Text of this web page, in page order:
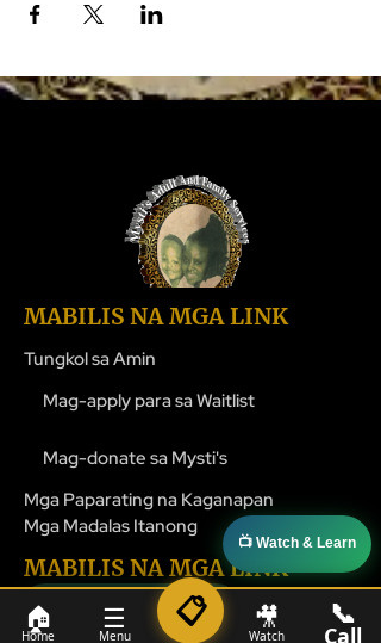
MABILIS NA MGA LINK
Tungkol sa Amin
Mag-apply para sa Waitlist
Mag-donate sa Mysti's
Mga Paparating na Kaganapan
Mga Madalas Itanong
MABILIS NA MGA LINK
Balita
Mga Programa sa Kalusugan sa Online
📺 Watch & Learn
📞 1-800-524-4827
🏠
Home
☰
Menu
📋 🎥
Watch
📞
Call